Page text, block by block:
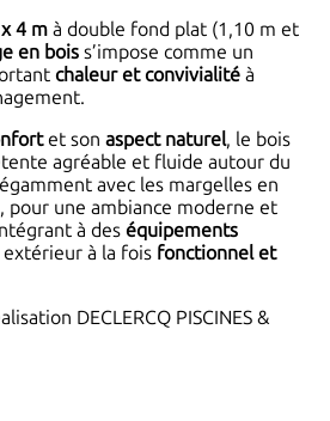
4 m à double fond plat (1,10 m et
en bois s’impose comme un
chaleur et convivialité à
et son aspect naturel, le bois
agréable et fluide autour du
avec les margelles en
pour une ambiance moderne et
à des équipements
à la fois fonctionnel et
DECLERCQ PISCINES &